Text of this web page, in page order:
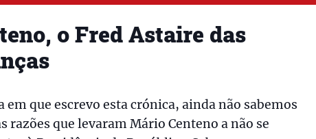
o Fred Astaire das
em que escrevo esta crónica, ainda não sabemos
razões que levaram Mário Centeno a não se